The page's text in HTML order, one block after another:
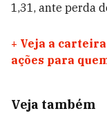
1,31, ante perda
+ Veja a
ações para
Veja também